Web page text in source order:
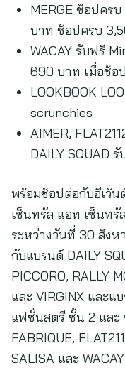
MERGE ช้อปคร
บาท ช้อปครบ
WACAY รับฟรี
690 บาท เมื่อช้อ
LOOKBOOK
scrunchies
AIMER,
DAILY SQUAD
พร้อมช้อปต่อกับอีเว้
เซ็นทรัล แอท เซ็นทรั
ระหว่างวันที่ 30 สิง
กับแบรนด์ DAILY
PICCORO, RALLY
และ VIRGINX และ
แฟชั่นสตรี ชั้น 2 และ
FABRIQUE,
SALISA และ WACAY